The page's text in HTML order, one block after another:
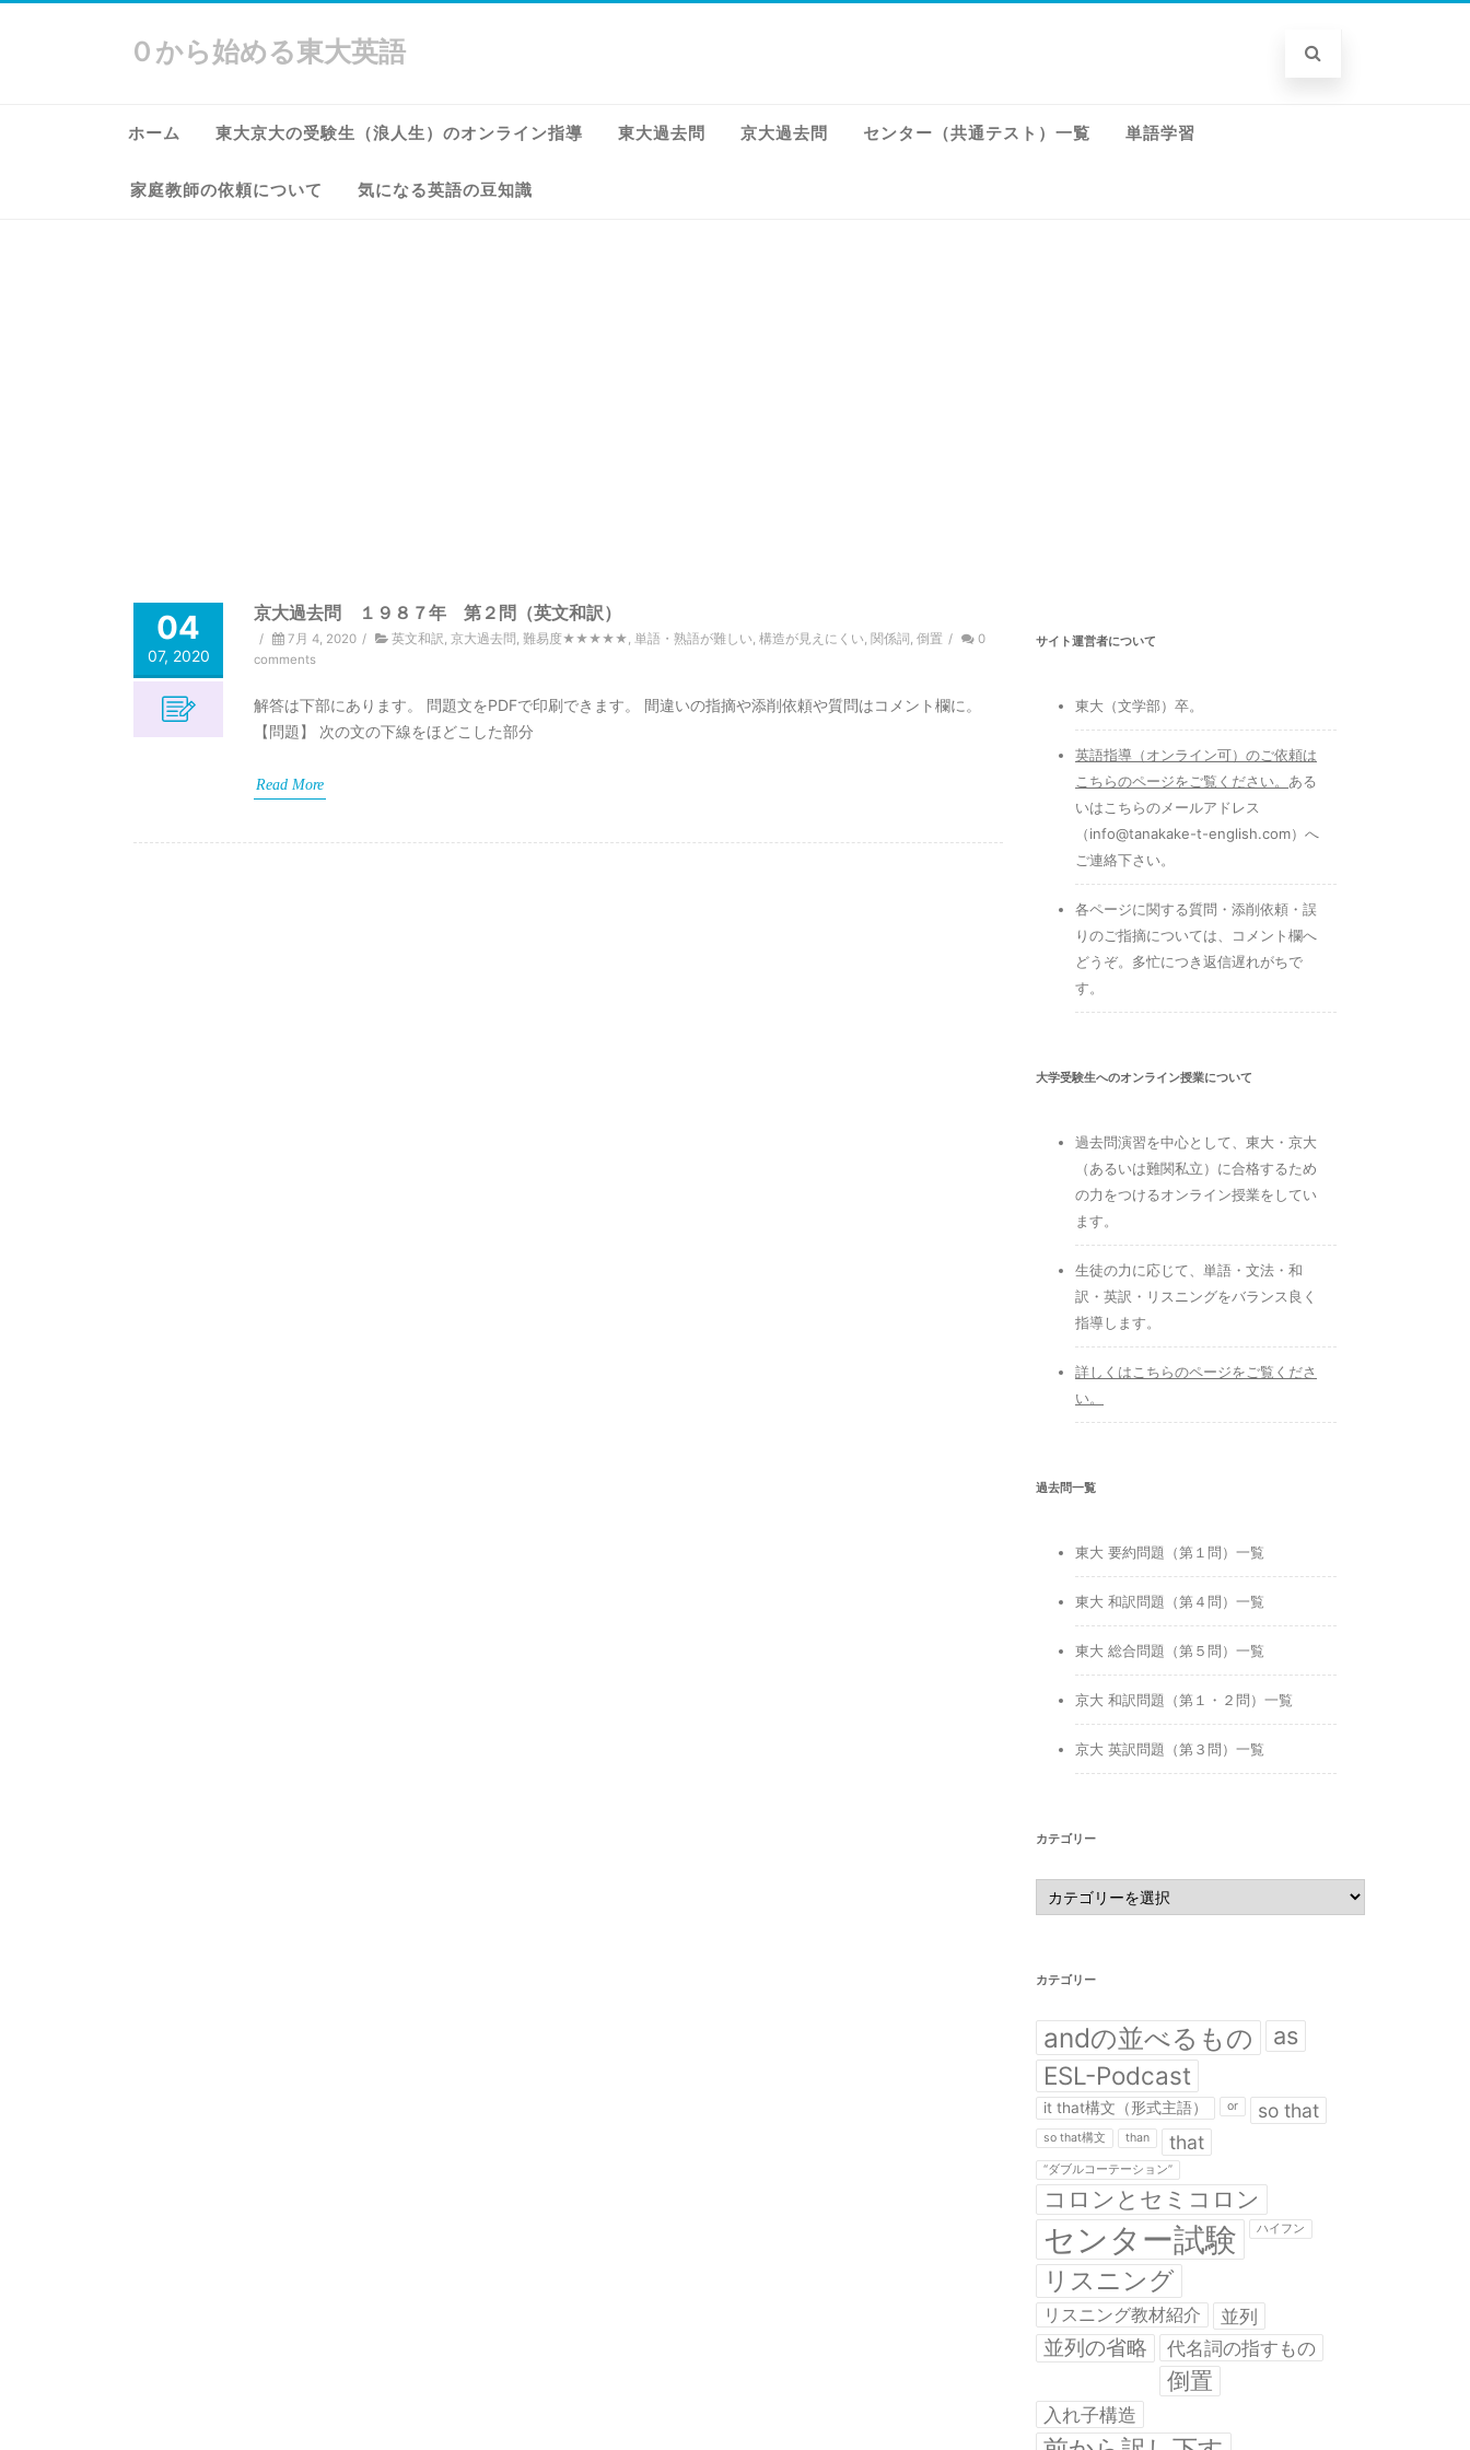
０から始める東大英語
ホーム 東大京大の受験生（浪人生）のオンライン指導 東大過去問 京大過去問 センター（共通テスト）一覧 単語学習
家庭教師の依頼について 気になる英語の豆知識
04
07, 2020
京大過去問 １９８７年 第２問（英文和訳）
/ 7月 4, 2020 / 英文和訳, 京大過去問 , 難易度★★★★★, 単語・熟語が難しい, 構造が見えにくい, 関係詞 , 倒置 /
0
comments
解答は下部にあります。 問題文をPDFで印刷できます。 間違いの指摘や添削依頼や質問はコメント欄に。
【問題】 次の文の下線をほどこした部分
Read More
サイト運営者について
東大（文学部）卒。
英語指導（オンライン可）のご依頼は
こちらのページをご覧ください。 ある
いはこちらのメールアドレス
（info@tanakake-t-english.com）へ
ご連絡下さい。
各ページに関する質問・添削依頼・誤
りのご指摘については、コメント欄へ
どうぞ。多忙につき返信遅れがちで
す。
大学受験生へのオンライン授業について
過去問演習を中心として、東大・京大
（あるいは難関私立）に合格するため
の力をつけるオンライン授業をしてい
ます。
生徒の力に応じて、単語・文法・和
訳・英訳・リスニングをバランス良く
指導します。
詳しくはこちらのページをご覧くださ
い。
過去問一覧
東大 要約問題（第１問）一覧
東大 和訳問題（第４問）一覧
東大 総合問題（第５問）一覧
京大 和訳問題（第１・２問）一覧
京大 英訳問題（第３問）一覧
カテゴリー
カ
テ
ゴ
カテゴリー
andの並べるもの as
ESL-Podcast
it that構文（形式主語） or so that
so that構文 than that
“ダブルコーテーション”
コロンとセミコロン
センター試験 ハイフン
リスニング
リスニング教材紹介 並列
並列の省略 代名詞の指すもの
倒置
入れ子構造